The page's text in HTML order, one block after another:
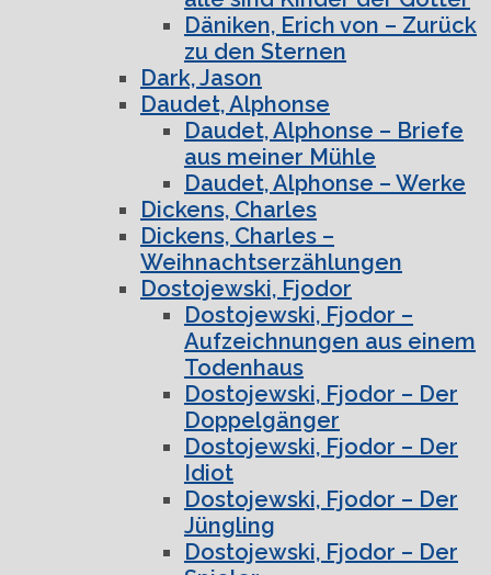
Däniken, Erich von – Zurück
zu den Sternen
Dark, Jason
Daudet, Alphonse
Daudet, Alphonse – Briefe
aus meiner Mühle
Daudet, Alphonse – Werke
Dickens, Charles
Dickens, Charles –
Weihnachtserzählungen
Dostojewski, Fjodor
Dostojewski, Fjodor –
Aufzeichnungen aus einem
Todenhaus
Dostojewski, Fjodor – Der
Doppelgänger
Dostojewski, Fjodor – Der
Idiot
Dostojewski, Fjodor – Der
Jüngling
Dostojewski, Fjodor – Der